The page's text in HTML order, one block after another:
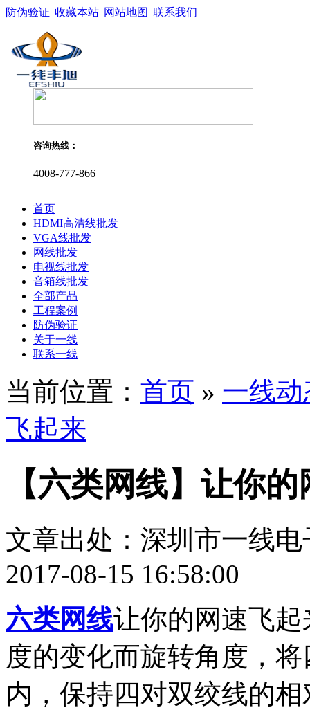
防伪验证| 收藏本站| 网站地图| 联系我们
咨询热线：
4008-777-866
首页
HDMI高清线批发
VGA线批发
网线批发
电视线批发
音箱线批发
全部产品
工程案例
防伪验证
关于一线
联系一线
当前位置： 首页 » 一线动
飞起来
【六类网线】让你
文章出处：深圳市一线
2017-08-15 16:58:00
六类网线让你的网速飞
度的变化而旋转角度，
内，保持四对双绞线的